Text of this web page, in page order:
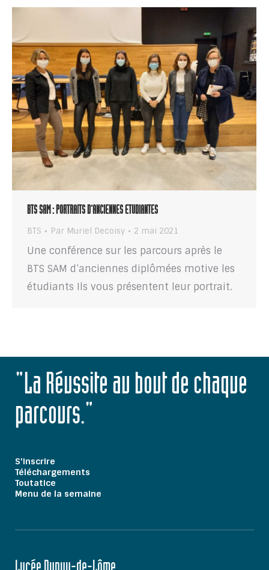
BTS SAM : PORTRAITS D’ANCIENNES ETUDIANTES
BTS Par Muriel Decoisy 2 mai 2021
Une conférence sur les parcours après le
BTS SAM d’anciennes diplômées motive les
étudiants Ils vous présentent leur portrait.
"La Réussite au bout de chaque
parcours."
S'inscrire
Téléchargements
Toutatice
Menu de la semaine